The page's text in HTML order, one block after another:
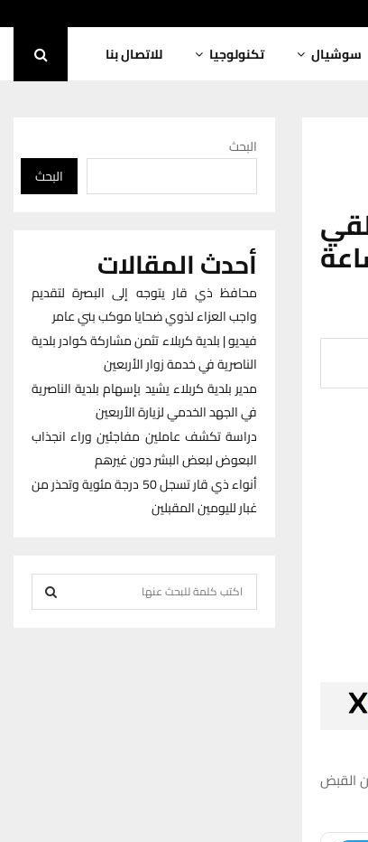
سوشيال تكنولوجيا للاتصال بنا
خلال 24 ساعة
أسفرت عن القبض
البحث
البحث
أحدث المقالات
محافظ ذي قار يتوجه إلى البصرة لتقديم
واجب العزاء لذوي ضحايا موكب بني عامر
فيديو | بلدية كربلاء تثمن مشاركة كوادر بلدية
الناصرية في خدمة زوار الأربعين
مدير بلدية كربلاء يشيد بإسهام بلدية الناصرية
في الجهد الخدمي لزيارة الأربعين
دراسة تكشف عاملين مفاجئين وراء انجذاب
البعوض لبعض البشر دون غيرهم
أنواء ذي قار تسجل 50 درجة مئوية وتحذر من
غبار لليومين المقبلين
e